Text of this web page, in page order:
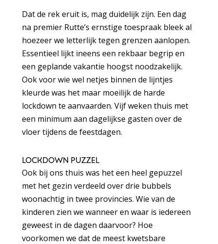
Dat de rek eruit is, mag duidelijk zijn. Een dag
na premier Rutte’s ernstige toespraak bleek al
hoezeer we letterlijk tegen grenzen aanlopen.
Essentieel lijkt ineens een rekbaar begrip en
een geplande vakantie hoogst noodzakelijk.
Ook voor wie wel netjes binnen de lijntjes
kleurde was het maar moeilijk de harde
lockdown te aanvaarden. Vijf weken thuis met
een minimum aan dagelijkse gasten over de
vloer tijdens de feestdagen.
LOCKDOWN PUZZEL
Ook bij ons thuis was het een heel gepuzzel
met het gezin verdeeld over drie bubbels
woonachtig in twee provincies. Wie van de
kinderen zien we wanneer en waar is iedereen
geweest in de dagen daarvoor? Hoe
voorkomen we dat de meest kwetsbare